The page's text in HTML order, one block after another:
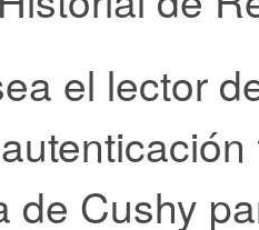
el lector
de Cushy